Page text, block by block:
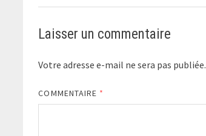
Laisser un commentaire
Votre adresse e-mail ne sera pas publiée.
COMMENTAIRE *